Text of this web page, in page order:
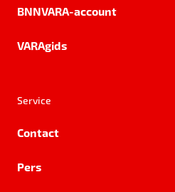
BNNVARA-account
VARAgids
Service
Contact
Pers